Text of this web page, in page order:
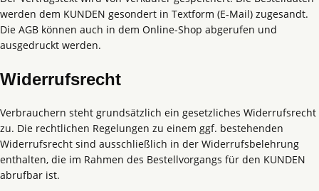
werden dem KUNDEN gesondert in Textform (E-Mail) zugesandt.
Die AGB können auch in dem Online-Shop abgerufen und
ausgedruckt werden.
Widerrufsrecht
Verbrauchern steht grundsätzlich ein gesetzliches Widerrufsrecht
zu. Die rechtlichen Regelungen zu einem ggf. bestehenden
Widerrufsrecht sind ausschließlich in der Widerrufsbelehrung
enthalten, die im Rahmen des Bestellvorgangs für den KUNDEN
abrufbar ist.